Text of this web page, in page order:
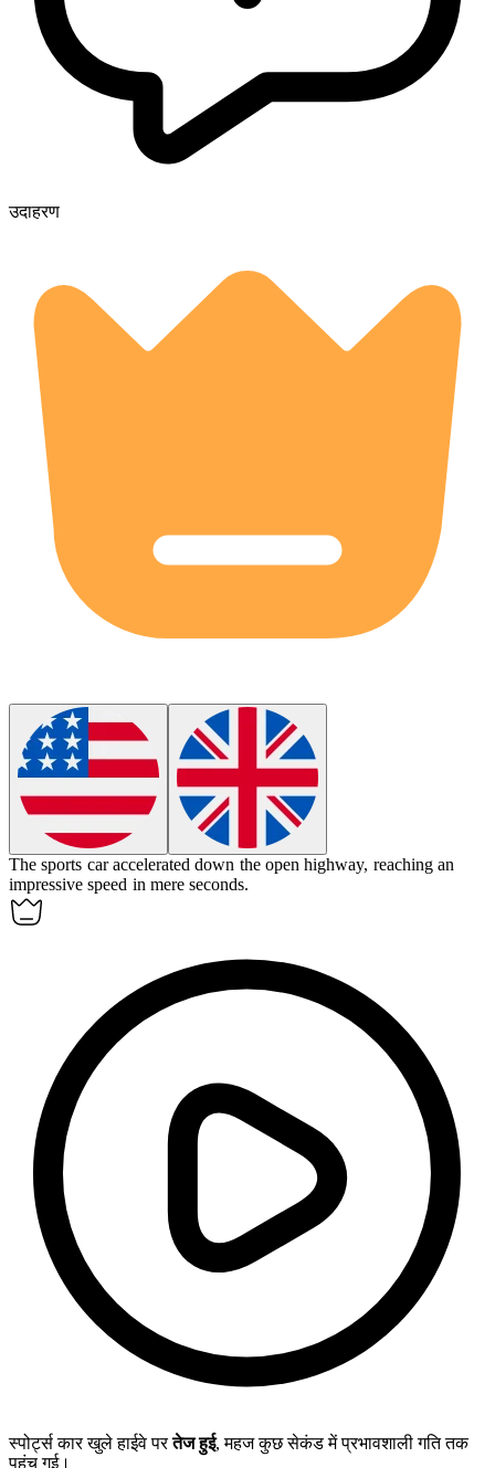
उदाहरण
The sports caraccelerated down the open highway, reaching an
impressive speed in mere seconds.
स्पोर्ट्स कार खुले हाईवे परतेज हुई, महज कुछ सेकंड में प्रभावशाली गति तक
पहुंच गई।